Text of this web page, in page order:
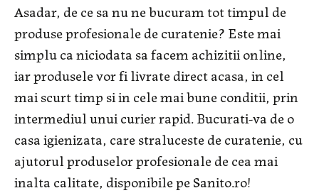
Asadar, de ce sa nu ne bucuram tot timpul de
produse profesionale de curatenie? Este mai
simplu ca niciodata sa facem achizitii online,
iar produsele vor fi livrate direct acasa, in cel
mai scurt timp si in cele mai bune conditii, prin
intermediul unui curier rapid. Bucurati-va de o
casa igienizata, care straluceste de curatenie, cu
ajutorul produselor profesionale de cea mai
inalta calitate, disponibile pe Sanito.ro!